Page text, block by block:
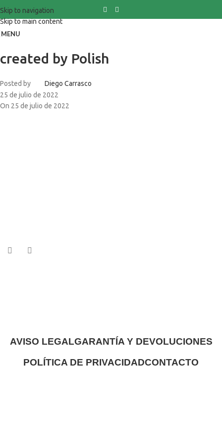
Skip to navigation
Skip to main content
MENU
created by Polish
Posted by
Diego Carrasco
25 de julio de 2022
On 25 de julio de 2022
AVISO LEGALGARANTÍA Y DEVOLUCIONES
POLÍTICA DE PRIVACIDADCONTACTO